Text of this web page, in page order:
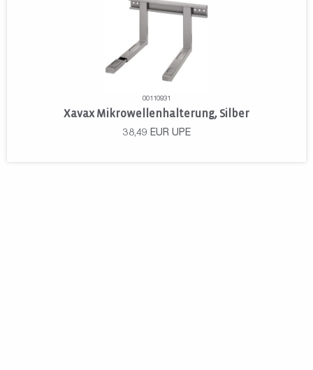
00110931
Xavax Mikrowellenhalterung, Silber
38,49 EUR UPE